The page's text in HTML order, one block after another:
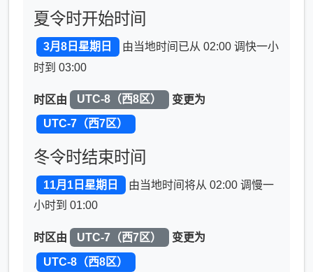
夏令时开始时间
3月8日星期日
由当地时间已从 02:00 调快一小
时到 03:00
时区由 UTC-8（西8区） 变更为
UTC-7（西7区）
冬令时结束时间
11月1日星期日
由当地时间将从 02:00 调慢一
小时到 01:00
时区由 UTC-7（西7区） 变更为
UTC-8（西8区）